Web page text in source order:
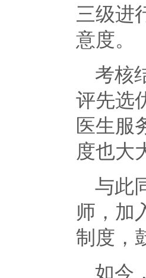
三级进
意度。
考核
评先选
医生服
度也大
与此
师，加
制度，
如今